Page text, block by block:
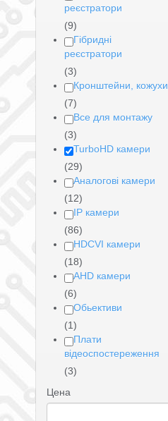
реєстратори
(9)
Гібридні
реєстратори
(3)
Кронштейни, кожухи
(7)
Все для монтажу
(3)
TurboHD камери
(29)
Аналогові камери
(12)
IP камери
(86)
HDCVI камери
(18)
AHD камери
(6)
Обьективи
(1)
Плати
відеоспостереження
(3)
Цена